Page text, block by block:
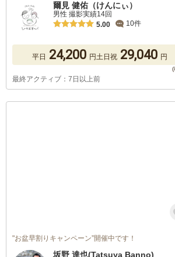
爾見 健佑（けんにぃ）
男性 撮影実績14回
5.00
10件
平日 24,200 円土日祝 29,040 円
最終アクティブ：7日以上前
"お盆早割りキャンペーン”開催中です！
坂野 達也(Tatsuya Banno)